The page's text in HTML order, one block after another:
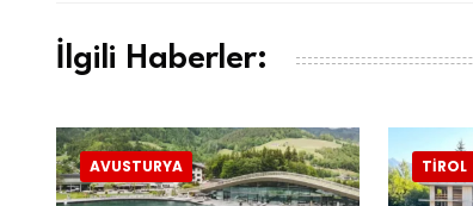
İlgili Haberler:
AVUSTURYA TIROL